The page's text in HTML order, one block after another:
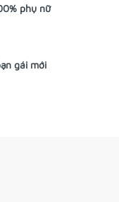
phụ nữ
gái mới